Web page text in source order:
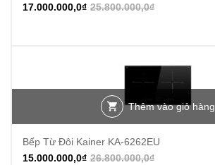
25.800.000,0₫
17.000.000,0₫
Thêm vào giỏ hàng
Bếp Từ Đôi Kainer KA-6262EU
26.800.000,0₫
15.000.000,0₫